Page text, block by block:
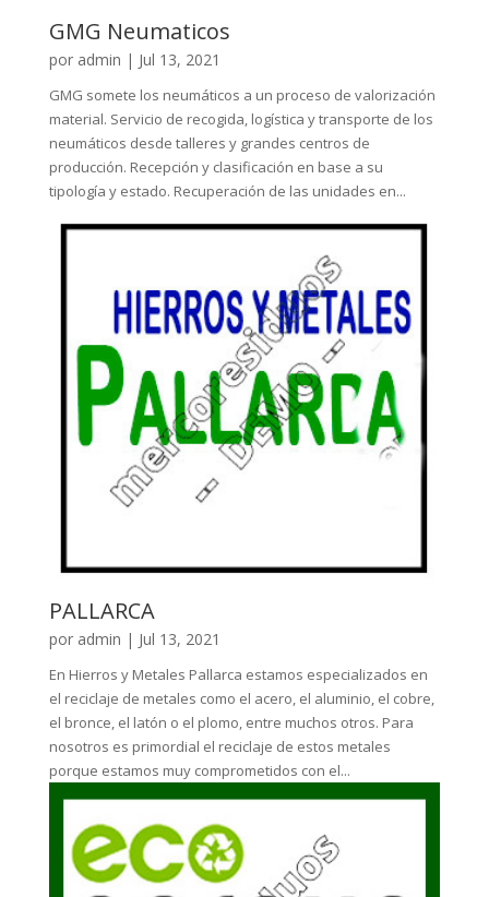
GMG Neumaticos
por admin | Jul 13, 2021
GMG somete los neumáticos a un proceso de valorización
material. Servicio de recogida, logística y transporte de los
neumáticos desde talleres y grandes centros de
producción. Recepción y clasificación en base a su
tipología y estado. Recuperación de las unidades en...
PALLARCA
por admin | Jul 13, 2021
En Hierros y Metales Pallarca estamos especializados en
el reciclaje de metales como el acero, el aluminio, el cobre,
el bronce, el latón o el plomo, entre muchos otros. Para
nosotros es primordial el reciclaje de estos metales
porque estamos muy comprometidos con el...